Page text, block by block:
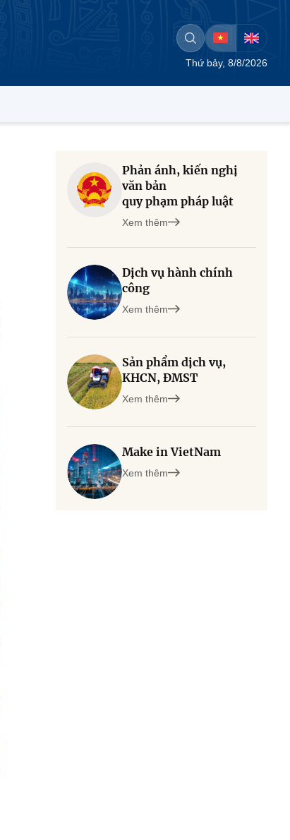
Thứ bảy, 8/8/2026
Phản ánh, kiến nghị
văn bản
quy phạm pháp luật
Xem thêm
Dịch vụ hành chính
công
Xem thêm
Sản phẩm dịch vụ,
KHCN, ĐMST
Xem thêm
Make in VietNam
Xem thêm